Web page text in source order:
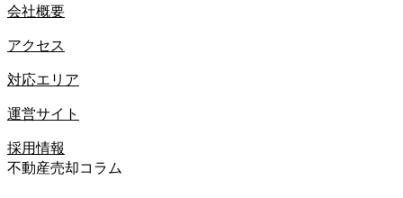
会社概要
アクセス
対応エリア
運営サイト
採用情報
不動産売却コラム